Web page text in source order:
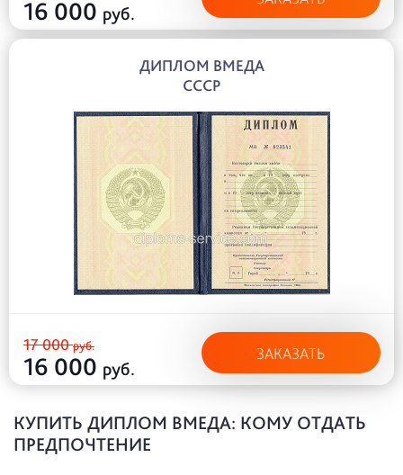
16 000 руб.
ДИПЛОМ ВМЕДА
СССР
17 000руб.
16 000 руб.
ЗАКАЗАТЬ
КУПИТЬ ДИПЛОМ ВМЕДА: КОМУ ОТДАТЬ
ПРЕДПОЧТЕНИЕ